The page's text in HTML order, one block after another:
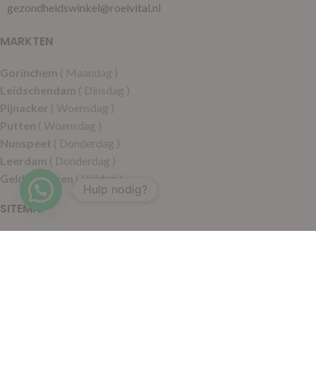
gezondheidswinkel@roelvital.nl
MARKTEN
Gorinchem ( Maandag )
Leidschendam ( Dinsdag )
Pijnacker ( Woensdag )
Putten ( Woensdag )
Nunspeet ( Donderdag )
Leerdam ( Donderdag )
Geldermalsen ( Vrijdag )
SITEMAP
Hulp nodig?